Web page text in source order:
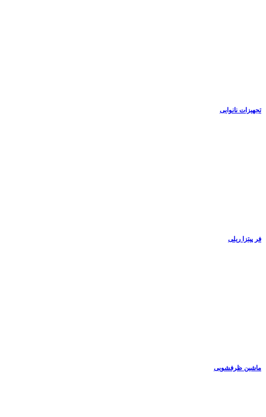
تجهیزات نانوایی
فر پیتزا ریلی
ماشین ظرفشویی